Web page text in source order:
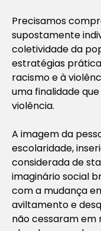
Precisamos
supostamente
coletividade da
estratégias
racismo e à
uma finalidade
violência.
A imagem da
escolaridade,
considerada de
imaginário social
com a mudança
aviltamento e
não cessaram